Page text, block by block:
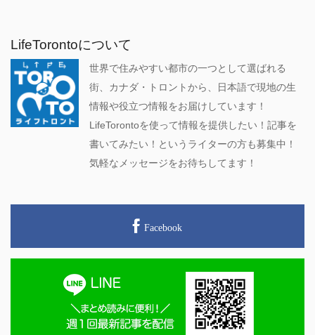
LifeTorontoについて
世界で住みやすい都市の一つとして選ばれる
街、カナダ・トロントから、日本語で現地の生
情報や役立つ情報をお届けしています！
LifeTorontoを使って情報を提供したい！記事を
書いてみたい！というライターの方も募集中！
気軽なメッセージをお待ちしてます！
Facebook